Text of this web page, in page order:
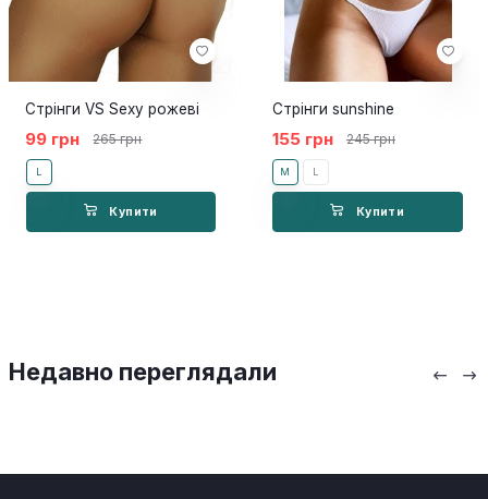
Стрінги VS Sexy рожеві
99 грн 265 грн
L
Купити
Стрінги sunshine
155 грн 245 грн
M L
Купити
Недавно переглядали